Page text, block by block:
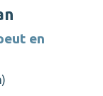
en